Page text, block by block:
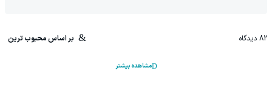
82 دیدگاه بر اساس محبوب ترین
مشاهده بیشتر